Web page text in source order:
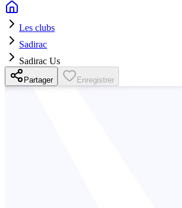
Les clubs
Sadirac
Sadirac Us
Partager Enregistrer